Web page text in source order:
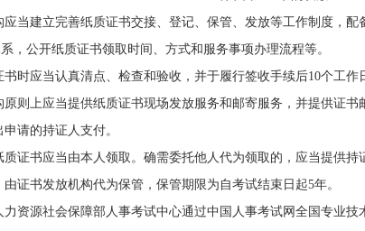
当建立完善纸质证书交接、登记、保管、发放等工作制度，
，公开纸质证书领取时间、方式和服务事项办理流程等。
时应当认真清点、检查和验收，并于履行签收手续后10个工作
则上应当提供纸质证书现场发放服务和邮寄服务，并提供证书
请的持证人支付。
证书应当由本人领取。确需委托他人代为领取的，应当提供持
证书发放机构代为保管，保管期限为自考试结束日起5年。
资源社会保障部人事考试中心通过中国人事考试网全国专业技